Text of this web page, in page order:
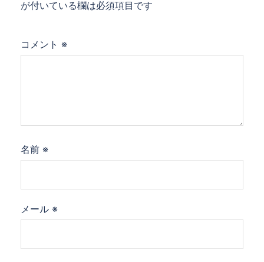
が付いている欄は必須項目です
コメント ※
名前 ※
メール ※